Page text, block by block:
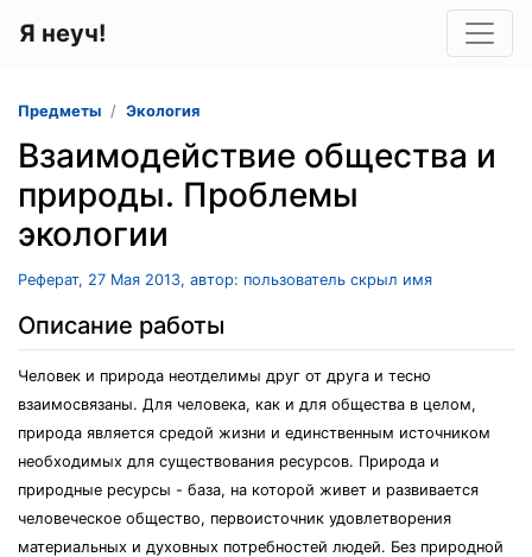
Я неуч!
Предметы Экология
Взаимодействие общества и
природы. Проблемы
экологии
Реферат, 27 Мая 2013, автор: пользователь скрыл имя
Описание работы
Человек и природа неотделимы друг от друга и тесно
взаимосвязаны. Для человека, как и для общества в целом,
природа является средой жизни и единственным источником
необходимых для существования ресурсов. Природа и
природные ресурсы - база, на которой живет и развивается
человеческое общество, первоисточник удовлетворения
материальных и духовных потребностей людей. Без природной